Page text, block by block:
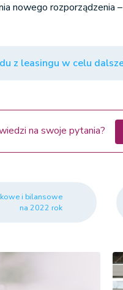
nowego rozporządzenia
z leasingu w celu
na swoje pytania?
i bilansowe
na 2022 rok